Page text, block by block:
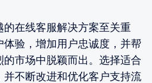
在线客服解决方案至关重
验，增加用户忠诚度，并帮
市场中脱颖而出。选择适合
并不断改进和优化客户支持流